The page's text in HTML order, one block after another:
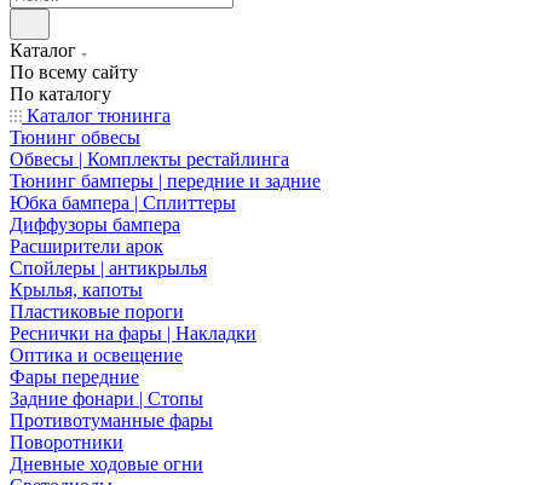
Каталог
По всему сайту
По каталогу
Каталог тюнинга
Тюнинг обвесы
Обвесы | Комплекты рестайлинга
Тюнинг бамперы | передние и задние
Юбка бампера | Сплиттеры
Диффузоры бампера
Расширители арок
Спойлеры | антикрылья
Крылья, капоты
Пластиковые пороги
Реснички на фары | Накладки
Оптика и освещение
Фары передние
Задние фонари | Стопы
Противотуманные фары
Поворотники
Дневные ходовые огни